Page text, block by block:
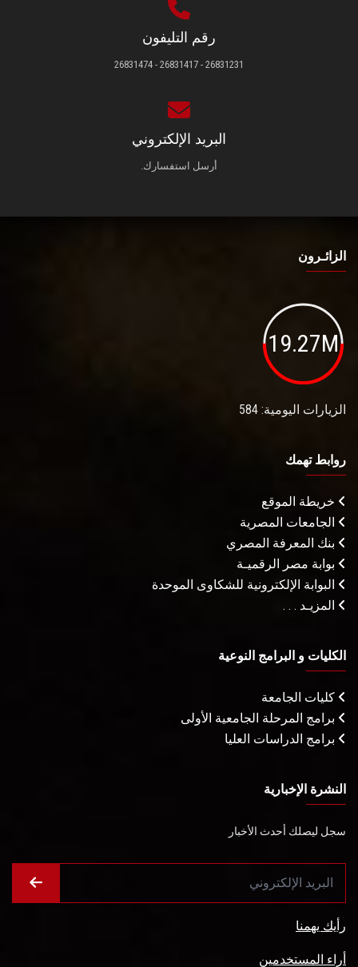
رقم التليفون
26831231 - 26831417 - 26831474
البريد الإلكتروني
أرسل استفسارك.
الزائـرون
19.27M
الزيارات اليومية: 584
روابط تهمك
خريطة الموقع
الجامعات المصرية
بنك المعرفة المصري
بوابة مصر الرقميـة
البوابة الإلكترونية للشكاوى الموحدة
المزيـد . . .
الكليات و البرامج النوعية
كليات الجامعة
برامج المرحلة الجامعية الأولى
برامج الدراسات العليا
النشرة الإخبارية
سجل ليصلك أحدث الأخبار
رأيك يهمنا
أراء المستخدمين